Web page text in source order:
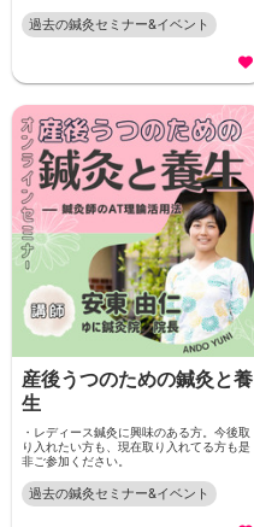
過去の鍼灸セミナー&イベント
産後うつのための鍼灸と養
生
・レディース鍼灸に興味のある方。今後取
り入れたい方も、現在取り入れてる方も是
非ご参加ください。
過去の鍼灸セミナー&イベント